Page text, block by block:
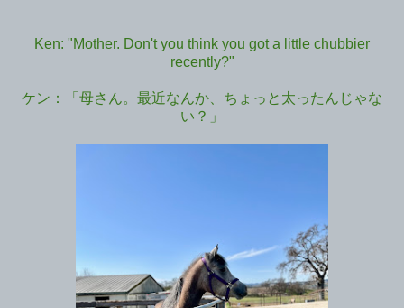
Ken: "Mother. Don't you think you got a little chubbier
recently?"
ケン：「母さん。最近なんか、ちょっと太ったんじゃな
い？」